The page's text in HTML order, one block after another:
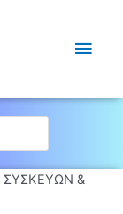
ΣΥΣΚΕΥΩΝ &